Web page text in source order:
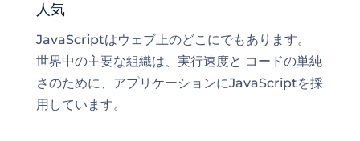
人気
JavaScriptはウェブ上のどこにでもあります。
世界中の主要な組織は、実行速度と コードの単純
さのために、アプリケーションにJavaScriptを採
用しています。